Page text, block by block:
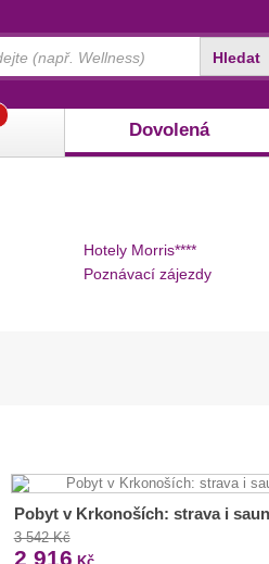
Dovolená
Hledat
Hotely Morris****
Poznávací zájezdy
Pobyt v Krkonoších: strava i
3 542 Kč
2 916